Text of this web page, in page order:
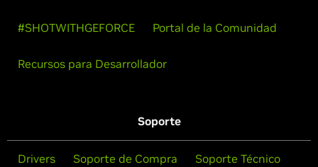
#SHOTWITHGEFORCE Portal de la Comunidad
Recursos para Desarrollador
Soporte
Drivers Soporte de Compra Soporte Técnico